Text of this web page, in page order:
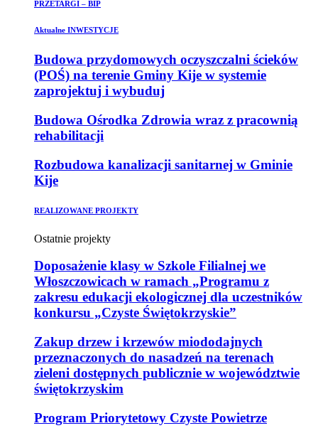
PRZETARGI – BIP
Aktualne INWESTYCJE
Budowa przydomowych oczyszczalni ścieków
(POŚ) na terenie Gminy Kije w systemie
zaprojektuj i wybuduj
Budowa Ośrodka Zdrowia wraz z pracownią
rehabilitacji
Rozbudowa kanalizacji sanitarnej w Gminie
Kije
REALIZOWANE PROJEKTY
Ostatnie projekty
Doposażenie klasy w Szkole Filialnej we
Włoszczowicach w ramach „Programu z
zakresu edukacji ekologicznej dla uczestników
konkursu „Czyste Świętokrzyskie”
Zakup drzew i krzewów miododajnych
przeznaczonych do nasadzeń na terenach
zieleni dostępnych publicznie w województwie
świętokrzyskim
Program Priorytetowy Czyste Powietrze